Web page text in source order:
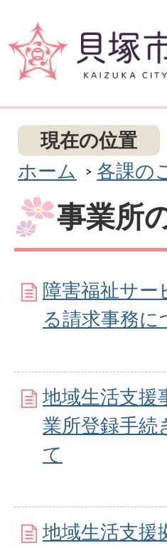
現在の位置
ホーム
各課の
事業所
障害福祉サー
る請求事務に
地域生活支援
業所登録手続
て
地域生活支援